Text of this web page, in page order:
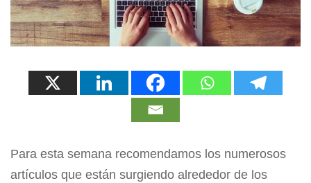
Para esta semana recomendamos los numerosos
artículos que están surgiendo alrededor de los